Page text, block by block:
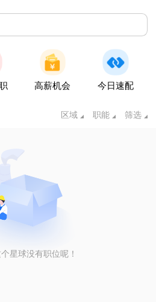
高薪机会 今日速配
区域 职能 筛选
星球没有职位呢！